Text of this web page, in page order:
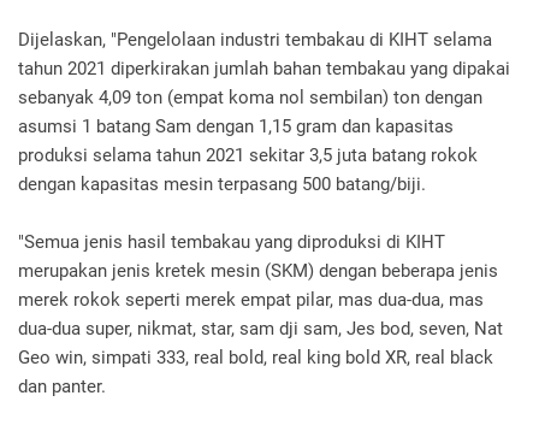
Dijelaskan, "Pengelolaan industri tembakau di KIHT selama
tahun 2021 diperkirakan jumlah bahan tembakau yang dipakai
sebanyak 4,09 ton (empat koma nol sembilan) ton dengan
asumsi 1 batang Sam dengan 1,15 gram dan kapasitas
produksi selama tahun 2021 sekitar 3,5 juta batang rokok
dengan kapasitas mesin terpasang 500 batang/biji.
"Semua jenis hasil tembakau yang diproduksi di KIHT
merupakan jenis kretek mesin (SKM) dengan beberapa jenis
merek rokok seperti merek empat pilar, mas dua-dua, mas
dua-dua super, nikmat, star, sam dji sam, Jes bod, seven, Nat
Geo win, simpati 333, real bold, real king bold XR, real black
dan panter.